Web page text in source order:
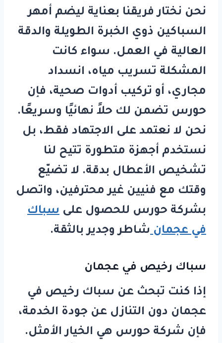
نحن نختار فريقنا بعناية ليضم أمهر
السباكين ذوي الخبرة الطويلة والدقة
العالية في العمل. سواء كانت
المشكلة تسريب مياه، انسداد
مجاري، أو تركيب أدوات صحية، فإن
حورس تضمن لك حلاً نهائيًا وسريعًا.
نحن لا نعتمد على الاجتهاد فقط، بل
نستخدم أجهزة متطورة تتيح لنا
تشخيص الأعطال بدقة. لا تضيّع
وقتك مع فنيين غير محترفين، واتصل
بشركة حورس للحصول على سباك
في عجمانشاطر وجدير بالثقة.
سباك رخيص في عجمان
إذا كنت تبحث عن سباك رخيص في
عجمان دون التنازل عن جودة الخدمة،
فإن شركة حورس هي الخيار الأمثل.